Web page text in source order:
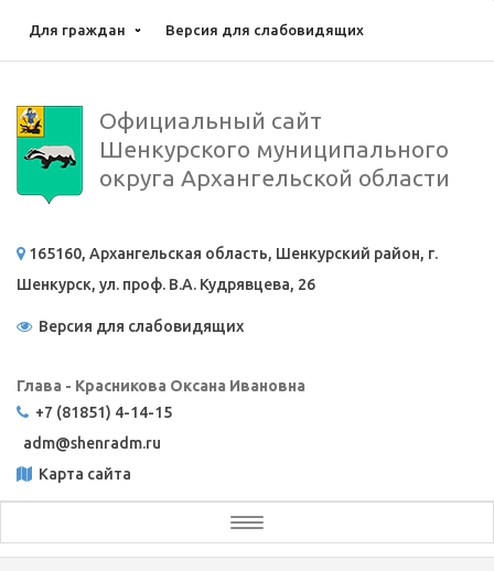
Для граждан Версия для слабовидящих
Официальный сайт
Шенкурского муниципального
округа Архангельской области
165160, Архангельская область, Шенкурский район, г.
Шенкурск, ул. проф. В.А. Кудрявцева, 26
Версия для слабовидящих
Глава - Красникова Оксана Ивановна
+7 (81851) 4-14-15
adm@shenradm.ru
Карта сайта
Toggle
navigation